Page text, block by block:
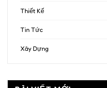
Thiết Kế
Tin Tức
Xây Dựng